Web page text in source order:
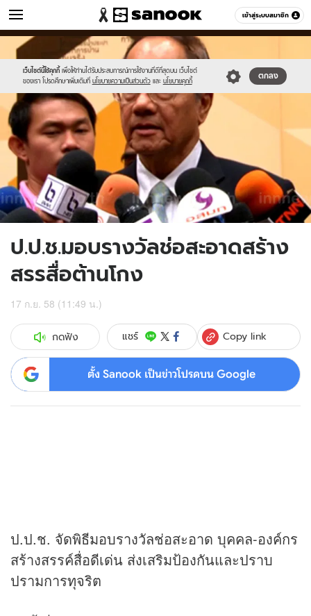
เข้าสู่ระบบสมาชิก
ข่าว หมวดอื่นๆ
เว็บไซต์นี้ใช้คุกกี้ เพื่อให้ท่านได้รับประสบการณ์การใช้งานที่ดีที่สุดบน เว็บไซต์
ของเรา โปรดศึกษาเพิ่มเติมที่ นโยบายความเป็นส่วนตัว และ นโยบายคุกกี้
ตกลง
Sanook
//s.isanook.com/sr/0/images/logo-
new-
sanook.png
600
60
//s.isanook.com/ns/0/ud/373/1867054/646515-
01.jpg
ป.ป.ช.มอบรางวัลช่อสะอาดสร้าง
สรรสื่อต้านโกง
17 ก.ย. 58 (11:49 น.)
กดฟัง แชร์ Copy link
ตั้ง Sanook เป็นข่าวโปรดบน Google
ป.ป.ช. จัดพิธีมอบรางวัลช่อสะอาด บุคคล-องค์กร
สร้างสรรค์สื่อดีเด่น ส่งเสริมป้องกันและปราบ
ปรามการทุจริต